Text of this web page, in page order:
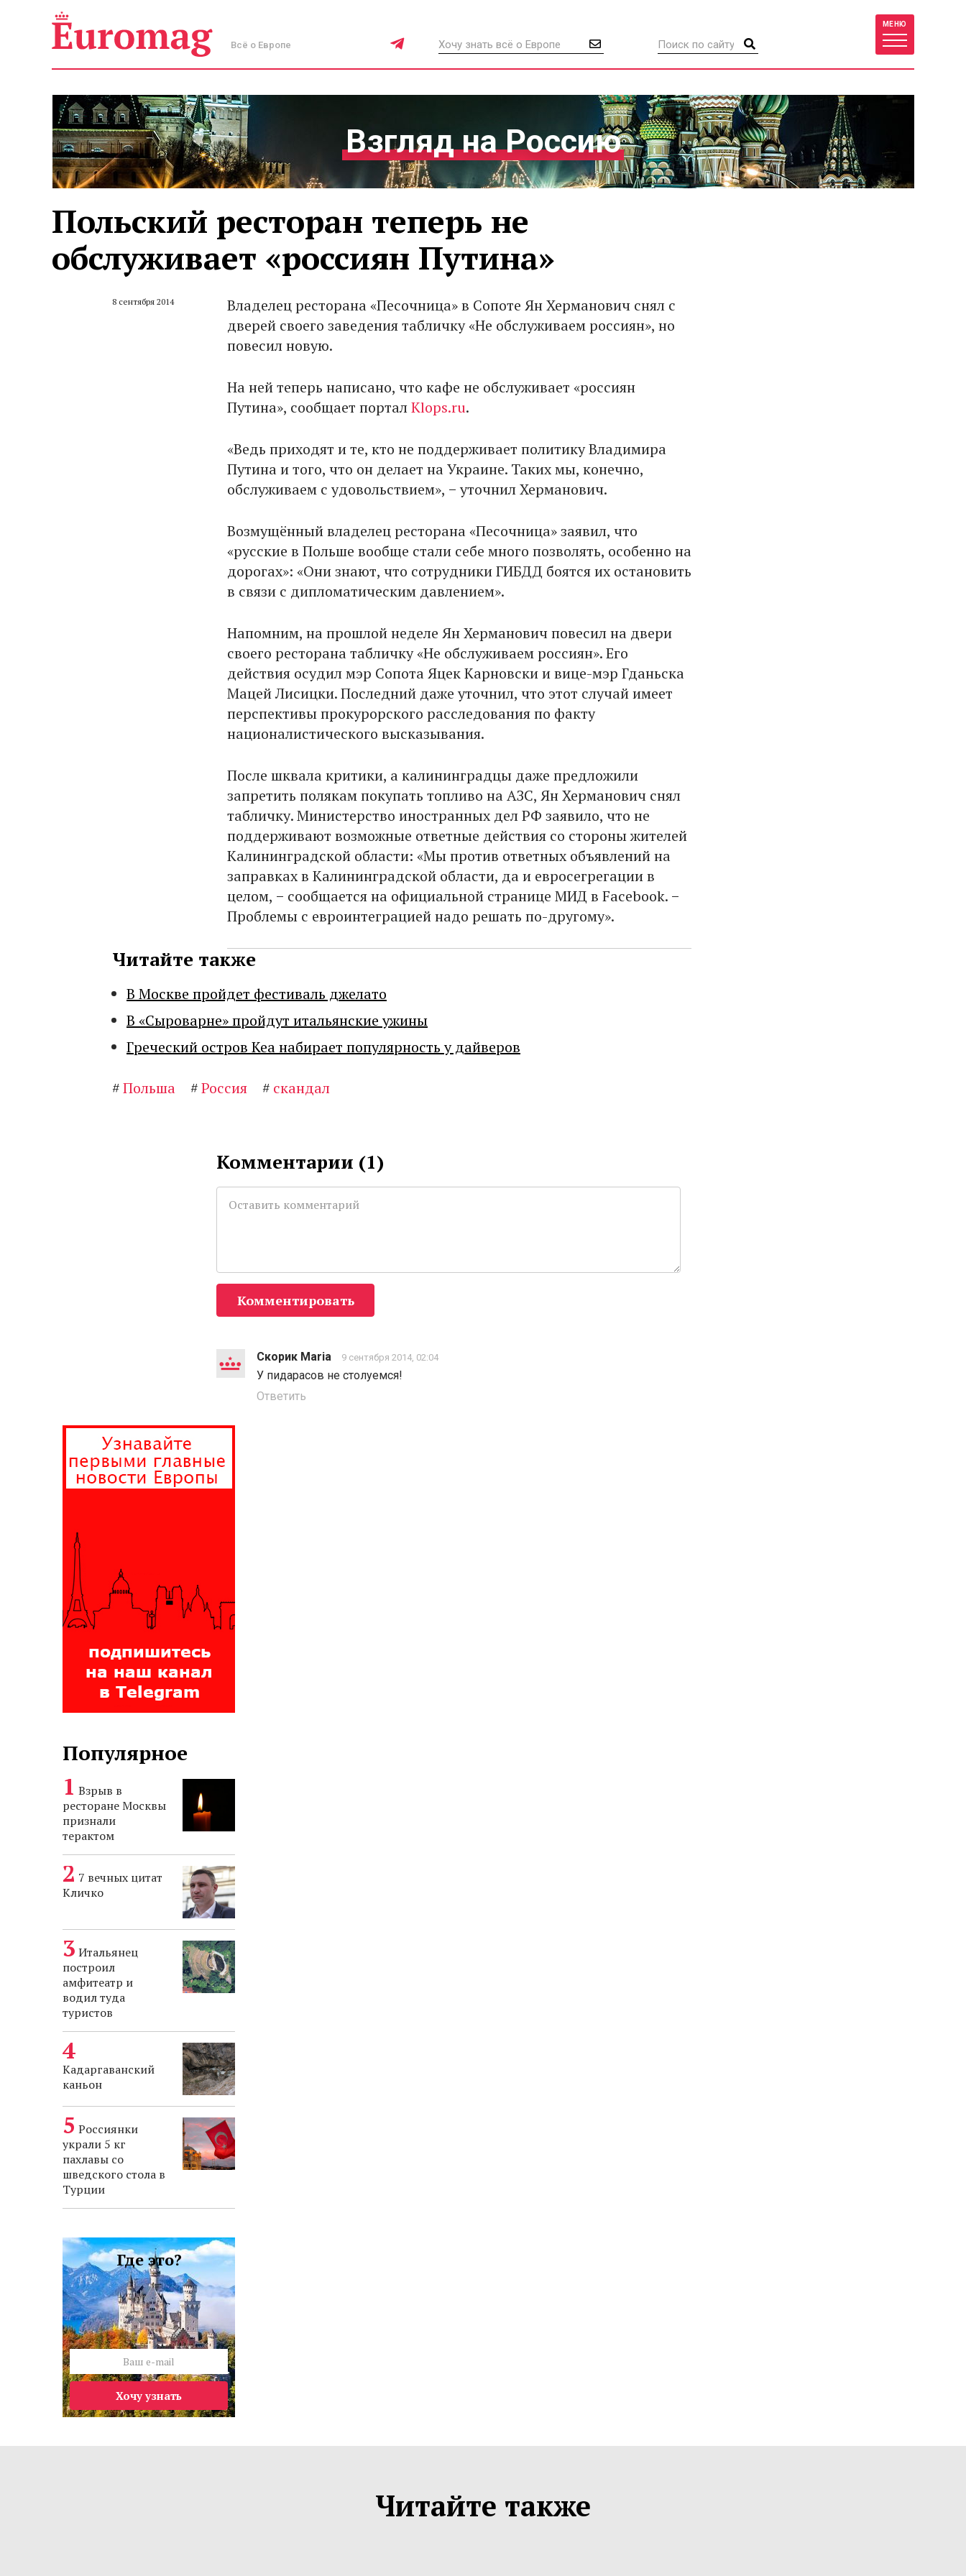
Всё о Европе
МЕНЮ
Взгляд на Россию
Польский ресторан теперь не
обслуживает «россиян Путина»
8 сентября 2014
Владелец ресторана «Песочница» в Сопоте Ян Херманович снял с
дверей своего заведения табличку «Не обслуживаем россиян», но
повесил новую.
На ней теперь написано, что кафе не обслуживает «россиян
Путина», сообщает порталKlops.ru.
«Ведь приходят и те, кто не поддерживает политику Владимира
Путина и того, что он делает на Украине. Таких мы, конечно,
обслуживаем с удовольствием», − уточнил Херманович.
Возмущённый владелец ресторана «Песочница» заявил, что
«русские в Польше вообще стали себе много позволять, особенно на
дорогах»: «Они знают, что сотрудники ГИБДД боятся их остановить
в связи с дипломатическим давлением».
Напомним, на прошлой неделе Ян Херманович повесил на двери
своего ресторана табличку «Не обслуживаем россиян». Его
действия осудил мэр Сопота Яцек Карновски и вице-мэр Гданьска
Мацей Лисицки. Последний даже уточнил, что этот случай имеет
перспективы прокурорского расследования по факту
националистического высказывания.
После шквала критики, а калининградцы даже предложили
запретить полякам покупать топливо на АЗС, Ян Херманович снял
табличку. Министерство иностранных дел РФ заявило, что не
поддерживают возможные ответные действия со стороны жителей
Калининградской области: «Мы против ответных объявлений на
заправках в Калининградской области, да и евросегрегации в
целом, − сообщается на официальной странице МИД в Facebook. −
Проблемы с евроинтеграцией надо решать по-другому».
Читайте также
В Москве пройдет фестиваль джелато
В «Сыроварне» пройдут итальянские ужины
Греческий остров Кеа набирает популярность у дайверов
#Польша #Россия # скандал
Комментарии (1)
Комментировать
Скорик Maria 9 сентября 2014, 02:04
У пидарасов не столуемся!
Ответить
Популярное
Взрыв в
ресторане Москвы
признали
терактом
7 вечных цитат
Кличко
Итальянец
построил
амфитеатр и
водил туда
туристов
Кадаргаванский
каньон
Россиянки
украли 5 кг
пахлавы со
шведского стола в
Турции
Где это?
Хочу узнать
Читайте также